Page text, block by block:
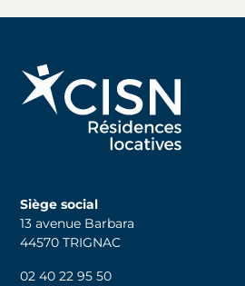
Siège social
13 avenue Barbara
44570 TRIGNAC
02 40 22 95 50